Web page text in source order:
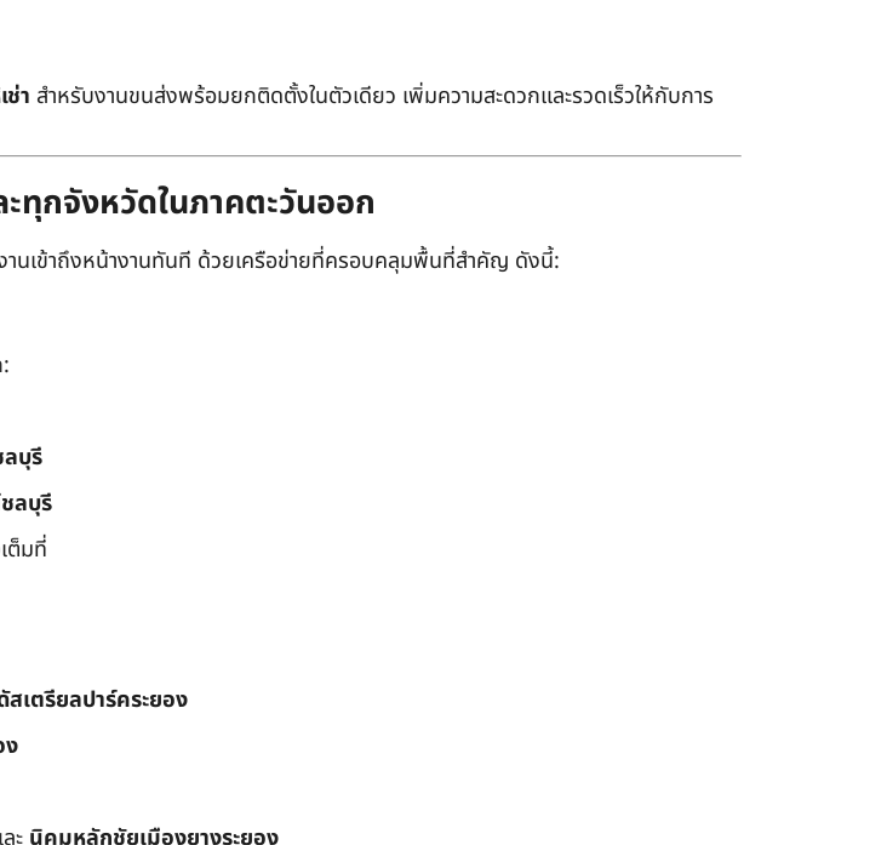
ช่า สำหรับงานขนส่งพร้อมยกติดตั้งในตัวเดียว เพิ่มความสะดวกและรวดเร็วให้กับการ
กจังหวัดในภาคตะวันออก
านเข้าถึงหน้างานทันที ด้วยเครือข่ายที่ครอบคลุมพื้นที่สำคัญ ดังนี้:
บุรี
ลบุรี
ต็มที่
เตรียลปาร์คระยอง
ง
ะ นิคมหลักชัยเมืองยางระยอง